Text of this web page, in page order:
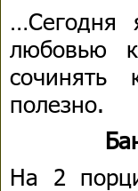
…Сегодня
любовью
сочинять
полезно.
На 2